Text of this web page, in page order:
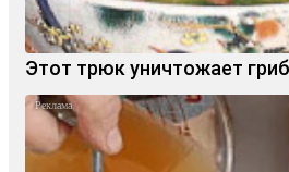
Этот трюк уничтожает